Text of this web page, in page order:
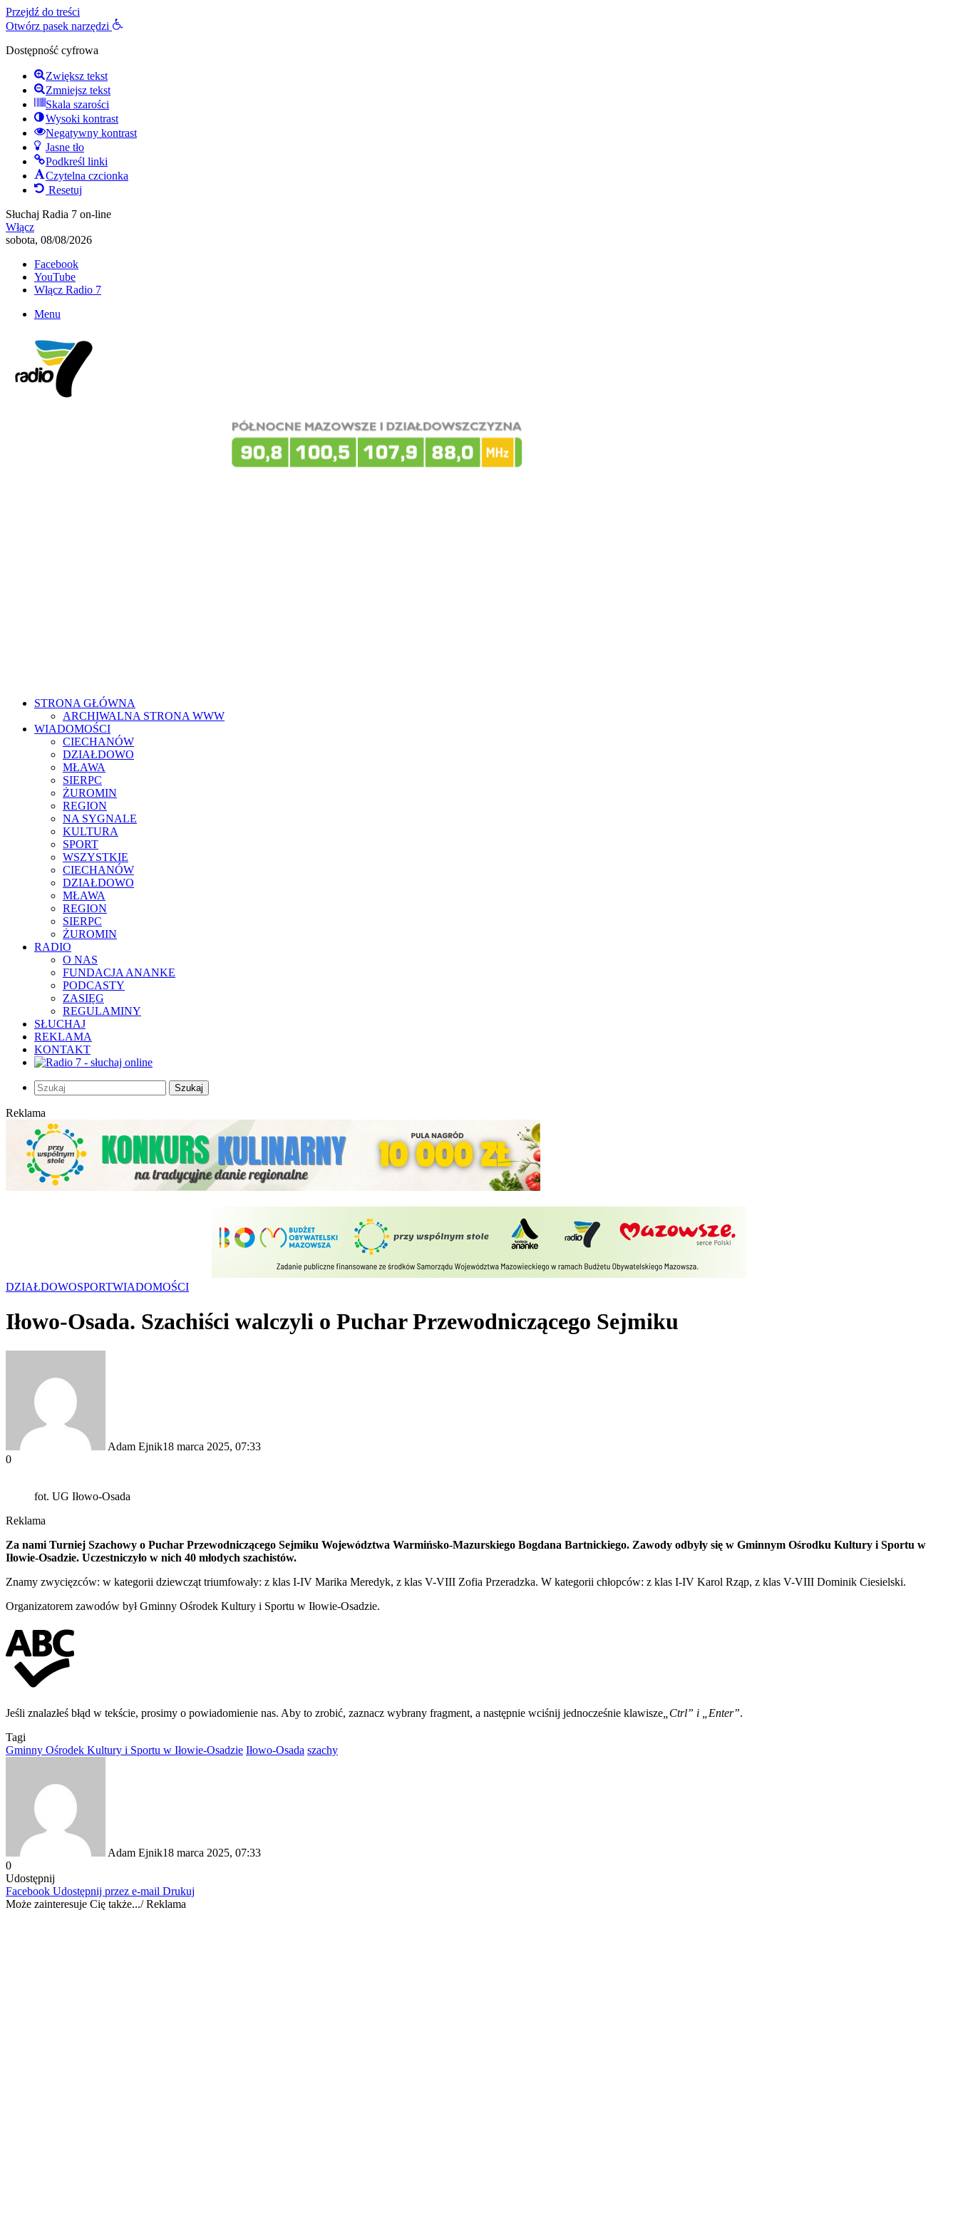
Przejdź do treści
Otwórz pasek narzędzi
Dostępność cyfrowa
Zwiększ tekst
Zmniejsz tekst
Skala szarości
Wysoki kontrast
Negatywny kontrast
Jasne tło
Podkreśl linki
Czytelna czcionka
Resetuj
Słuchaj Radia 7 on-line
Włącz
sobota, 08/08/2026
Facebook
YouTube
Włącz Radio 7
Menu
STRONA GŁÓWNA
ARCHIWALNA STRONA WWW
WIADOMOŚCI
CIECHANÓW
DZIAŁDOWO
MŁAWA
SIERPC
ŻUROMIN
REGION
NA SYGNALE
KULTURA
SPORT
WSZYSTKIE
CIECHANÓW
DZIAŁDOWO
MŁAWA
REGION
SIERPC
ŻUROMIN
RADIO
O NAS
FUNDACJA ANANKE
PODCASTY
ZASIĘG
REGULAMINY
SŁUCHAJ
REKLAMA
KONTAKT
Szukaj
Reklama
DZIAŁDOWOSPORTWIADOMOŚCI
Iłowo-Osada. Szachiści walczyli o Puchar Przewodniczącego Sejmiku
Adam Ejnik18 marca 2025, 07:33
0
fot. UG Iłowo-Osada
Reklama
Za nami Turniej Szachowy o Puchar Przewodniczącego Sejmiku Województwa Warmińsko-Mazurskiego Bogdana Bartnickiego. Zawody odbyły się w Gminnym Ośrodku Kultury i Sportu w
Iłowie-Osadzie. Uczestniczyło w nich 40 młodych szachistów.
Znamy zwycięzców: w kategorii dziewcząt triumfowały: z klas I-IV Marika Meredyk, z klas V-VIII Zofia Przeradzka. W kategorii chłopców: z klas I-IV Karol Rząp, z klas V-VIII Dominik Ciesielski.
Organizatorem zawodów był Gminny Ośrodek Kultury i Sportu w Iłowie-Osadzie.
Jeśli znalazłeś błąd w tekście, prosimy o powiadomienie nas. Aby to zrobić, zaznacz wybrany fragment, a następnie wciśnij jednocześnie klawisze „Ctrl” i „Enter”.
Tagi
Gminny Ośrodek Kultury i Sportu w Iłowie-Osadzie Iłowo-Osada szachy
Adam Ejnik18 marca 2025, 07:33
0
Udostępnij
Facebook Udostępnij przez e-mail Drukuj
Może zainteresuje Cię także.../ Reklama